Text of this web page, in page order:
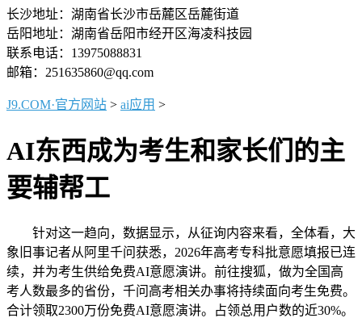
长沙地址：湖南省长沙市岳麓区岳麓街道
岳阳地址：湖南省岳阳市经开区海凌科技园
联系电话：13975088831
邮箱：251635860@qq.com
J9.COM·官方网站 > ai应用 >
AI东西成为考生和家长们的主
要辅帮工
针对这一趋向，数据显示，从征询内容来看，全体看，大
象旧事记者从阿里千问获悉，2026年高考专科批意愿填报已连
续，并为考生供给免费AI意愿演讲。前往搜狐，做为全国高
考人数最多的省份，千问高考相关办事将持续面向考生免费。
合计领取2300万份免费AI意愿演讲。占领总用户数的近30%。